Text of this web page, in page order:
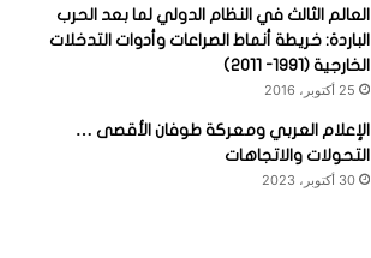
العالم الثالث في النظام الدولي لما بعد الحرب
الباردة: خريطة أنماط الصراعات وأدوات التدخلات
الخارجية (1991- 2011)
25 أكتوبر، 2016
الإعلام العربي ومعركة طوفان الأقصى …
التحولات والاتجاهات
30 أكتوبر، 2023